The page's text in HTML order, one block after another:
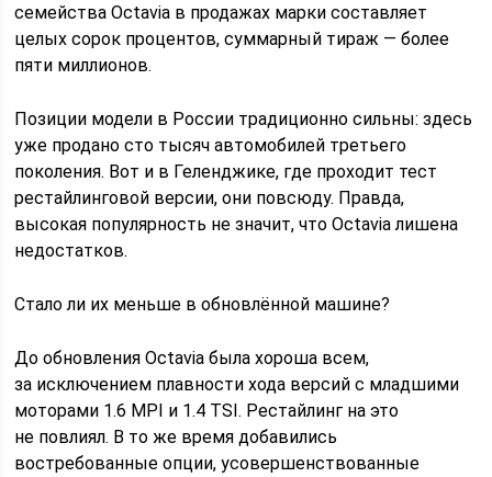
семейства Octavia в продажах марки составляет
целых сорок процентов, суммарный тираж — более
пяти миллионов.
Позиции модели в России традиционно сильны: здесь
уже продано сто тысяч автомобилей третьего
поколения. Вот и в Геленджике, где проходит тест
рестайлинговой версии, они повсюду. Правда,
высокая популярность не значит, что Octavia лишена
недостатков.
Стало ли их меньше в обновлённой машине?
До обновления Octavia была хороша всем,
за исключением плавности хода версий с младшими
моторами 1.6 MPI и 1.4 TSI. Рестайлинг на это
не повлиял. В то же время добавились
востребованные опции, усовершенствованные